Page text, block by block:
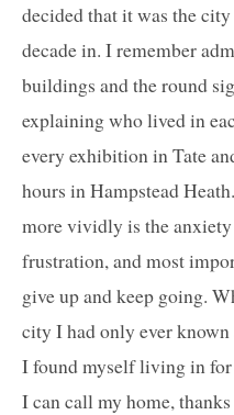
decided that it was the
decade in. I remember
buildings and the round
explaining who lived in
every exhibition in Tate
hours in Hampstead
more vividly is the
frustration, and most
give up and keep going.
city I had only ever known
I found myself living in for
I can call my home,